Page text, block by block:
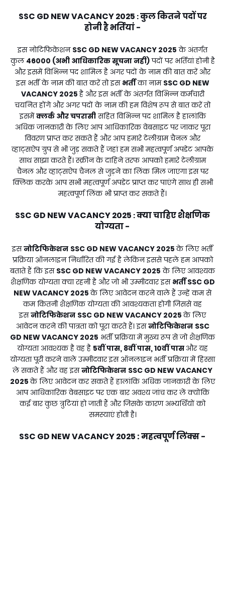
SSC GD NEW VACANCY 2025 :कुल कितने पदों पर
होनी है भर्तियां -
इस नोटिफिकेशन SSC GD NEW VACANCY 2025 के अंतर्गत
कुल 46000 (अभी आधिकारिक सूचना नही)पदों पर भर्तियां होनी है
और इसमें विभिन्न पद शामिल है अगर पदों के नाम की बात करें और
इस भर्ती के नाम की बात करें तो इस भर्तीका नाम SSC GD NEW
VACANCY 2025है और इस भर्ती के अंतर्गत विभिन्न कर्मचारी
चयनित होंगे और अगर पदों के नाम की हम विशेष रूप से बात करें तो
इसमेंक्लर्क और चपरासीसहित विभिन्न पद शामिल है हालांकि
अधिक जानकारी के लिए आप आधिकारिक वेबसाइट पर जाकर पूरा
विवरण प्राप्त कर सकते हैं और आप हमारे टेलीग्राम चैनल और
व्हाट्सऐप ग्रुप से भी जुड़ सकते हैं जहां हम सभी महत्वपूर्ण अपडेट आपके
साथ साझा करते हैं। स्क्रीन के दाहिने तरफ आपको हमारे टेलीग्राम
चैनल और व्हाट्सऐप चैनल से जुड़ने का लिंक मिल जाएगा इस पर
क्लिक करके आप सभी महत्वपूर्ण अपडेट प्राप्त कर पाएंगे साथ ही सभी
महत्वपूर्ण लिंक भी प्राप्त कर सकते हैं।
SSC GD NEW VACANCY 2025 :क्या चाहिए शैक्षणिक
योग्यता -
इसनोटिफिकेशन SSC GD NEW VACANCY 2025के लिए भर्ती
प्रक्रिया ऑनलाइन निर्धारित की गई है लेकिन इससे पहले हम आपको
बताते हैं कि इस SSC GD NEW VACANCY 2025 के लिए आवश्यक
शैक्षणिक योग्यता क्या रहनी है और जो भी उम्मीदवार इस भर्तीSSC GD
NEW VACANCY 2025 के लिए आवेदन करने वाले हैं उन्हें कम से
कम कितनी शैक्षणिक योग्यता की आवश्यकता होगी जिससे वह
इसनोटिफिकेशन SSC GD NEW VACANCY 2025 के लिए
आवेदन करने की पात्रता को पूरा करते हैं। इसनोटिफिकेशन SSC
GD NEW VACANCY 2025 भर्ती प्रक्रिया में मुख्य रूप से जो शैक्षणिक
योग्यता आवश्यक है वह है 5वीं पास, 8वीं पास, 10वीं पास और यह
योग्यता पूरी करने वाले उम्मीदवार इस ऑनलाइन भर्ती प्रक्रिया में हिस्सा
ले सकते हैं और वह इसनोटिफिकेशन SSC GD NEW VACANCY
2025 के लिए आवेदन कर सकते हैं हालांकि अधिक जानकारी के लिए
आप आधिकारिक वेबसाइट पर एक बार अवश्य जांच कर लें क्योंकि
कई बार कुछ त्रुटियां हो जाती हैं और जिसके कारण अभ्यर्थियों को
समस्याएं होती है।
SSC GD NEW VACANCY 2025 : महत्वपूर्ण लिंक्स -